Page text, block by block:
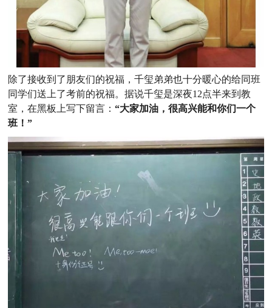
除了接收到了朋友们的祝福，千玺弟弟也十分暖心的给同班
同学们送上了考前的祝福。据说千玺是深夜12点半来到教
室，在黑板上写下留言：“大家加油，很高兴能和你们一个
班！”